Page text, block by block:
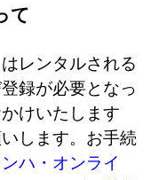
て
レンタルされる
録が必要となっ
けいたします
します。お手続
ハ・オンライ